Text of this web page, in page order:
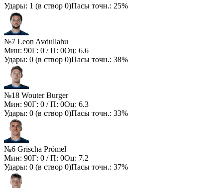
Удары: 1 (в створ 0)Пасы точн.: 25%
№7 Leon Avdullahu
Мин: 90Г: 0 / П: 0Оц: 6.6
Удары: 0 (в створ 0)Пасы точн.: 38%
№18 Wouter Burger
Мин: 90Г: 0 / П: 0Оц: 6.3
Удары: 0 (в створ 0)Пасы точн.: 33%
№6 Grischa Prömel
Мин: 90Г: 0 / П: 0Оц: 7.2
Удары: 0 (в створ 0)Пасы точн.: 37%